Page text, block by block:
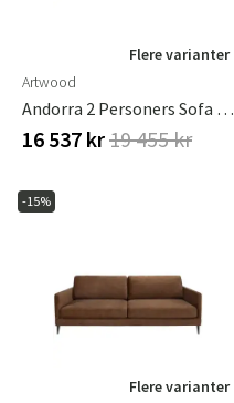
Flere varianter
Artwood
Andorra 2 Personers Sofa Hailey Shell
16 537 kr19 455 kr
-15%
Flere varianter